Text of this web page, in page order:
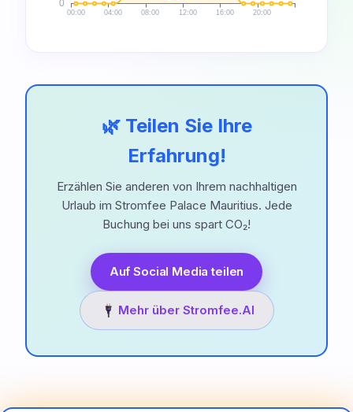
🌿 Teilen Sie Ihre
Erfahrung!
Erzählen Sie anderen von Ihrem nachhaltigen
Urlaub im Stromfee Palace Mauritius. Jede
Buchung bei uns spart CO₂!
Auf Social Media teilen
Mehr über Stromfee.AI